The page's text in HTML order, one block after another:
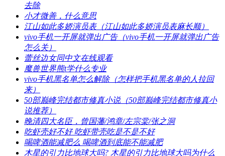
去除
​小才微善，什么意思
​江山如此多娇演员表（江山如此多娇演员表麻长顺）
​vivo手机一开屏就弹出广告（vivo手机一开屏就弹出广告
怎么关）
​蕾丝边女同中文在线观看
​魔兽世界熊t学什么专业
​vivo手机黑名单怎么解除（怎样把手机黑名单的人拉回
来）
​50部巅峰完结都市修真小说（50部巅峰完结都市修真小
说推荐）
​晚清四大名臣，曾国藩/鸿章/左宗棠/张之洞
​吃虾壳好不好 吃虾带壳吃是不是不好
​喝啤酒能减肥么 喝啤酒到底能不能减肥
​木星的引力比地球大吗? 木星的引力比地球大吗为什么